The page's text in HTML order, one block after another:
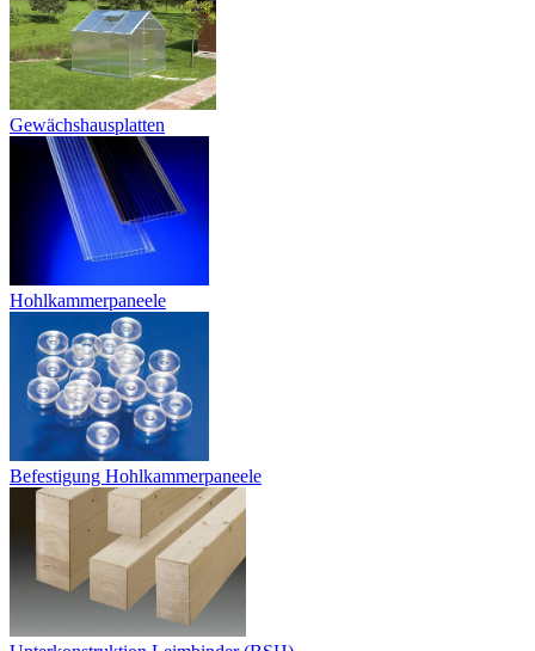
Gewächshausplatten
Hohlkammerpaneele
Befestigung Hohlkammerpaneele